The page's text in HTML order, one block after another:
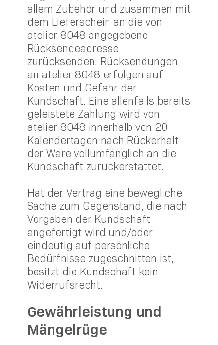
allem Zubehör und zusammen mit
dem Lieferschein an die von
atelier 8048 angegebene
Rücksendeadresse
zurücksenden. Rücksendungen
an atelier 8048 erfolgen auf
Kosten und Gefahr der
Kundschaft. Eine allenfalls bereits
geleistete Zahlung wird von
atelier 8048 innerhalb von 20
Kalendertagen nach Rückerhalt
der Ware vollumfänglich an die
Kundschaft zurückerstattet.
Hat der Vertrag eine bewegliche
Sache zum Gegenstand, die nach
Vorgaben der Kundschaft
angefertigt wird und/oder
eindeutig auf persönliche
Bedürfnisse zugeschnitten ist,
besitzt die Kundschaft kein
Widerrufsrecht.
Gewährleistung und
Mängelrüge